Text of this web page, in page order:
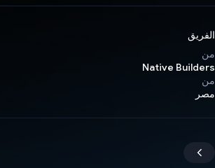
الفريق
من
Native Builders
من
مصر